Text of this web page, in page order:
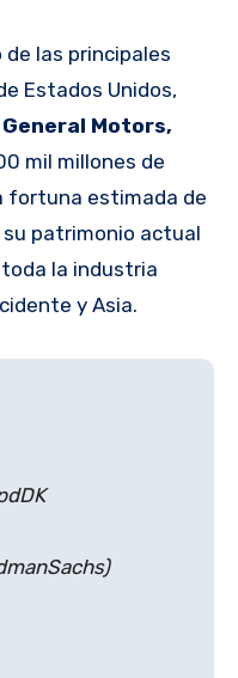
de las principales
Estados Unidos,
General Motors,
mil millones de
fortuna estimada de
patrimonio actual
la industria
y Asia.